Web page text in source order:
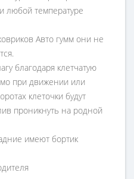
любой температуре
Авто гумм они не
благодаря клетчатую
при движении или
клеточки будут
проникнуть на родной
имеют бортик